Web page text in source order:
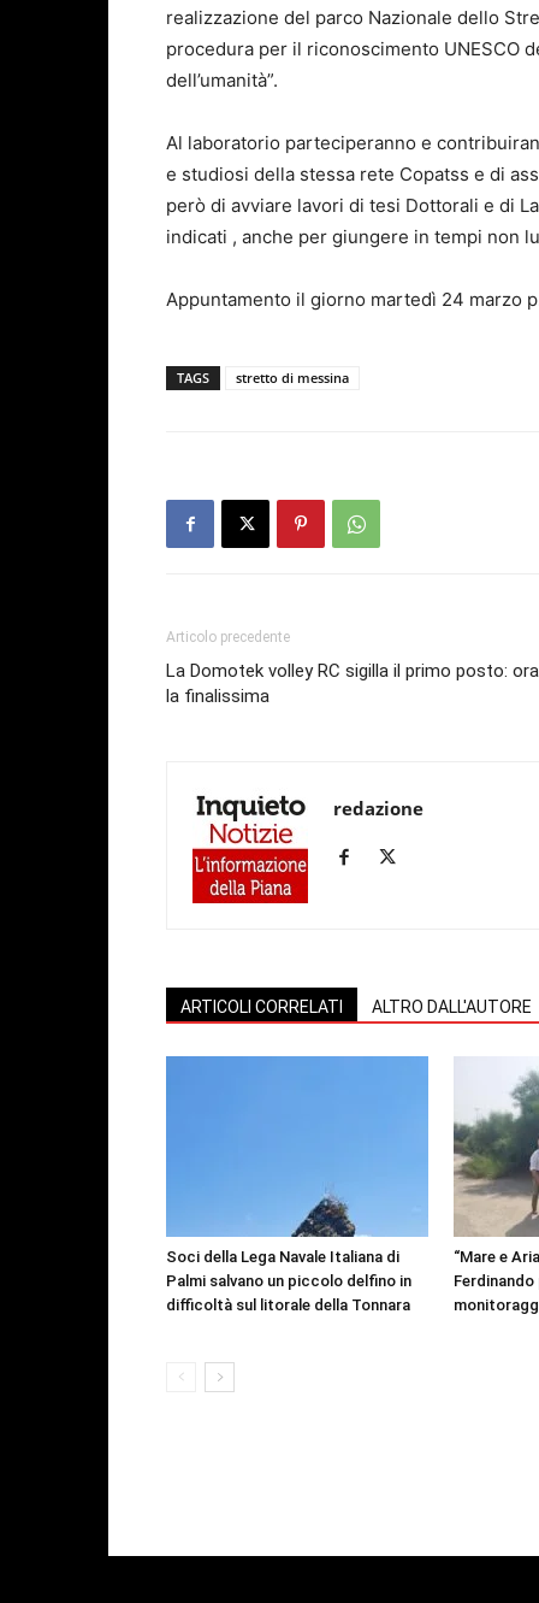
realizzazione del parco Nazionale dello
procedura per il riconoscimento UNESCO
dell’umanità”.
Al laboratorio parteciperanno e
e studiosi della stessa rete Copatss e di
però di avviare lavori di tesi Dottorali e di
indicati , anche per giungere in tempi non
Appuntamento il giorno martedì 24 marzo
TAGS stretto di messina
Articolo precedente
La Domotek volley RC sigilla il primo posto: ora
la finalissima
redazione
ARTICOLI CORRELATI ALTRO DALL'AUTORE
Soci della Lega Navale Italiana di
Palmi salvano un piccolo delfino in
difficoltà sul litorale della Tonnara
“Mare e